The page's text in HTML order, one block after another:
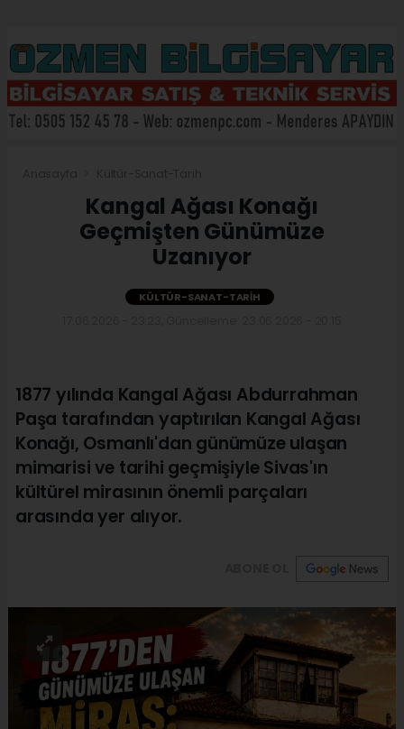
Kangal Ağası Konağı
Geçmişten Günümüze
Uzanıyor
KÜLTÜR-SANAT-TARIH
1877 yılında Kangal Ağası Abdurrahman
Paşa tarafından yaptırılan Kangal Ağası
Konağı, Osmanlı'dan günümüze ulaşan
mimarisi ve tarihi geçmişiyle Sivas'ın
kültürel mirasının önemli parçaları
arasında yer alıyor.